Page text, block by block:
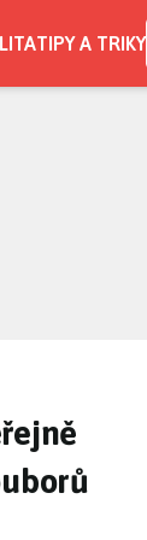
TIPY A TRIKY